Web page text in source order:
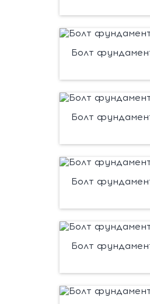
Болт
Болт
Болт
Болт